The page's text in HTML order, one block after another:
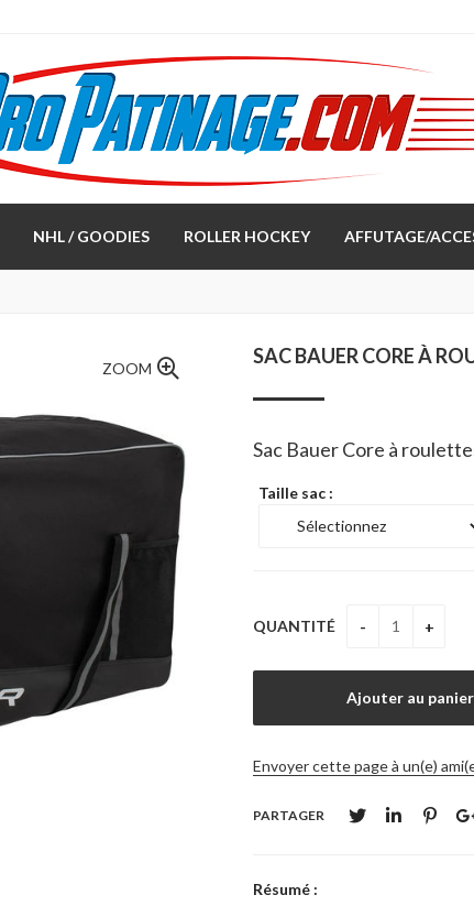
NHL / GOODIES ROLLER HOCKEY AFFUTAGE/
ZOOM
SAC BAUER CORE À
Sac Bauer Core à
Taille sac :
QUANTITÉ
Envoyer cette page à un(e)
PARTAGER
Résumé :